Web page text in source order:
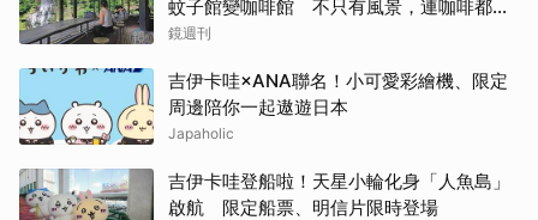
蚊子館變咖啡館 不只有風景，連咖啡都好
喝到讓人想再來
鏡週刊
吉伊卡哇×ANA聯名！小可愛彩繪機、限定
周邊陪你一起遨遊日本
Japaholic
吉伊卡哇登船啦！天星小輪化身「人魚島」
啟航 限定船票、明信片限時登場